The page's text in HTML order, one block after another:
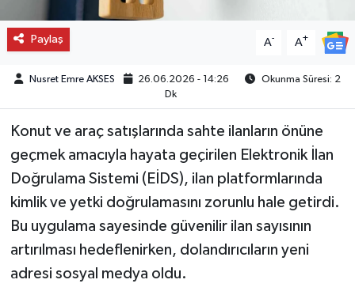
Paylaş A- A+
Nusret Emre AKSES 26.06.2026 - 14:26
Okunma Süresi: 2
Dk
Konut ve araç satışlarında sahte ilanların önüne
geçmek amacıyla hayata geçirilen Elektronik İlan
Doğrulama Sistemi (EİDS), ilan platformlarında
kimlik ve yetki doğrulamasını zorunlu hale getirdi.
Bu uygulama sayesinde güvenilir ilan sayısının
artırılması hedeflenirken, dolandırıcıların yeni
adresi sosyal medya oldu.